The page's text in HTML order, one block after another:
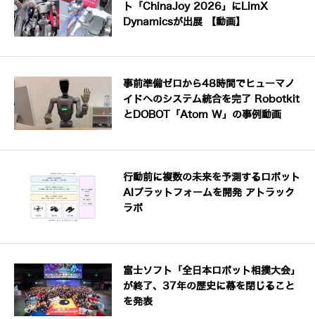
ト「ChinaJoy 2026」にLimX
Dynamicsが出展 【動画】
事前準備ゼロから48時間でヒューマノ
イドへのシステム統合を完了 Robotkit
とDOBOT「Atom W」の事例動画
行動前に複数の未来を予測するロボット
AIプラットフォームを開発 アトラック
ラボ
富士ソフト「全日本ロボット相撲大会」
が終了、37年の歴史に幕を閉じること
を発表